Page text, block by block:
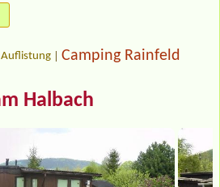
Camping Rainfeld
Halbach